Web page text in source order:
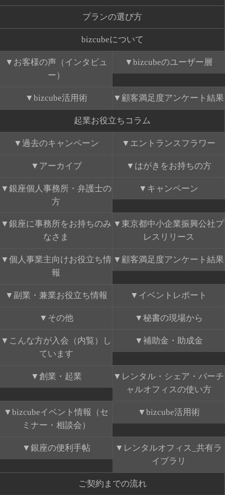
プランの選び方
bizcubeについて
お客様の声（インタビュ
ー）
bizcubeのユーザー層
bizcube活用術 顧客満足度アンケート結果
起業お役立ちコラム
過去のキャンペーン エントランスフラワー
アーカイブ はがきをお持ちの方
銀座個人事務所・弁護士の
方
キャンペーン
銀座に事務所をお持ちのみ
なさま
東京都中小企業振興公社プ
レスリリース
個人事業主向けお役立ち情
報
顧客満足度アンケート結果
副業・兼業お役立ち情報 イベントレポート
その他 秘書の現場から
こんな方が入会（内覧）し
ています
補助金・助成金
創業・起業
レンタル・シェア・バーチ
ャルオフィスの使い方
bizcubeイベント情報（セ
ミナー・相談会）
bizcube活用術
銀座の便利手帖
レンタルオフィス_共有ラ
イブラリ
ご契約までの流れ